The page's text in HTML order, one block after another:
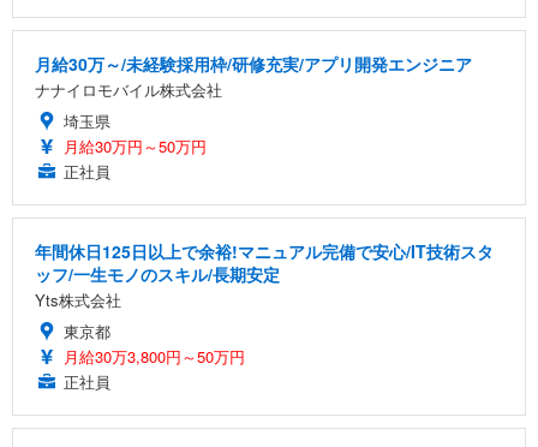
月給30万～/未経験採用枠/研修充実/アプリ開発エンジニア
ナナイロモバイル株式会社
埼玉県
月給30万円～50万円
正社員
年間休日125日以上で余裕!マニュアル完備で安心/IT技術スタ
ッフ/一生モノのスキル/長期安定
Yts株式会社
東京都
月給30万3,800円～50万円
正社員